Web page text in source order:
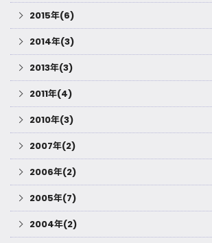
2015年(6)
2014年(3)
2013年(3)
2011年(4)
2010年(3)
2007年(2)
2006年(2)
2005年(7)
2004年(2)